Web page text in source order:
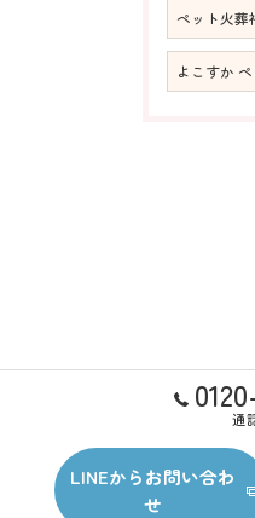
ペット火葬
よこすか
通
LINEからお問い合わ
せ